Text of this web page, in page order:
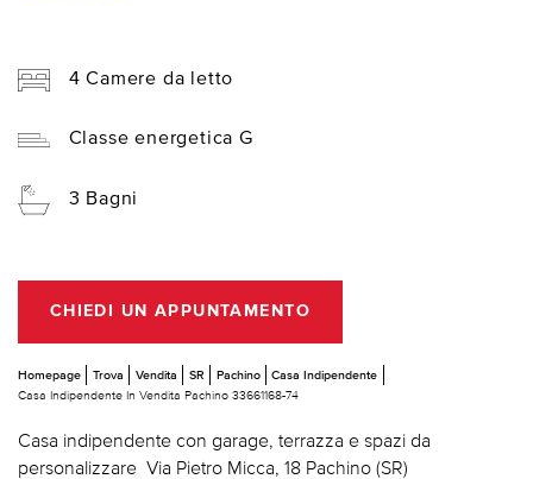
4 Camere da letto
Classe energetica G
3 Bagni
CHIEDI UN APPUNTAMENTO
Homepage Trova Vendita SR Pachino
Casa Indipendente
Casa Indipendente In Vendita Pachino 33661168-74
Casa indipendente con garage, terrazza e spazi da
personalizzare  Via Pietro Micca, 18 Pachino (SR)